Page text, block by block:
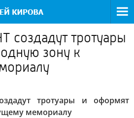
создадут тротуары
зону к
тротуары и оформят
мемориалу